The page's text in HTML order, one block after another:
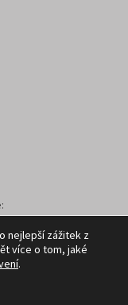
Kontakt
nejlepší zážitek z
více o tom, jaké
.
lištu GDPR